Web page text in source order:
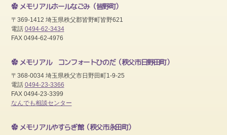
メモリアルホールなごみ（皆野町）
〒369-1412 埼玉県秩父郡皆野町皆野621
電話 0494-62-3434
FAX 0494-62-4976
メモリアル コンフォートひのだ（秩父市日野田町）
〒368-0034 埼玉県秩父市日野田町1-9-25
電話 0494-23-3366
FAX 0494-23-3399
なんでも相談センター
メモリアルやすらぎ館（秩父市永田町）